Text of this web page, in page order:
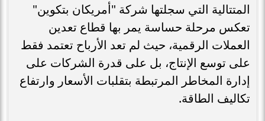
المتتالية التي سجلتها شركة "أمريكان بتكوين"
تعكس مرحلة حساسة يمر بها قطاع تعدين
العملات الرقمية، حيث لم تعد الأرباح تعتمد فقط
على توسع الإنتاج، بل على قدرة الشركات على
إدارة المخاطر المرتبطة بتقلبات الأسعار وارتفاع
تكاليف الطاقة.